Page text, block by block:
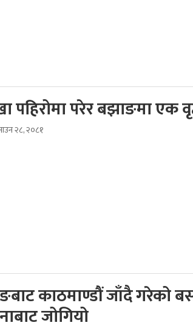
पहिरोमा परेर बझाङमा एक
२८, २०८१
काठमाण्डौं जाँदै गरेको
जोगियो